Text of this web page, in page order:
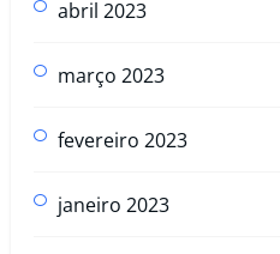
abril 2023
março 2023
fevereiro 2023
janeiro 2023